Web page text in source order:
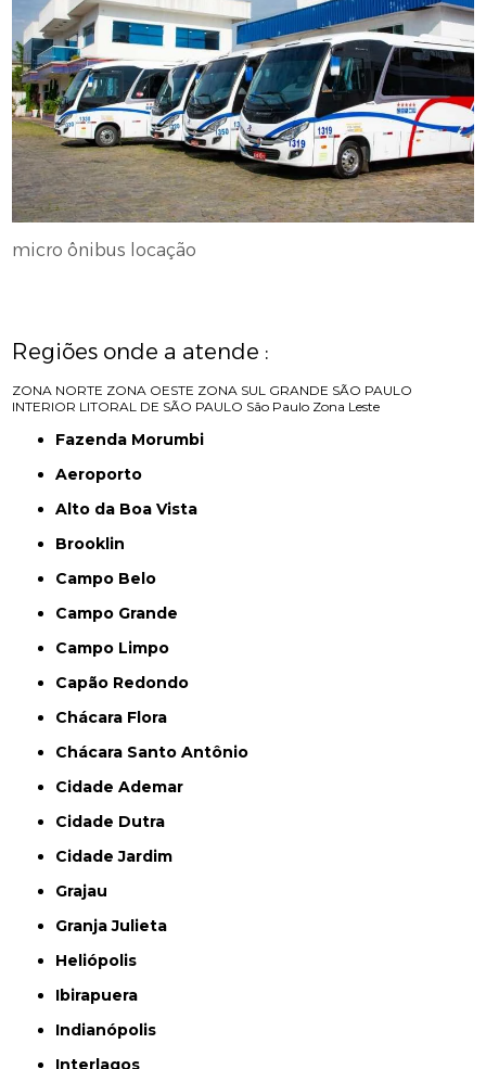
micro ônibus locação
Regiões onde a atende :
ZONA NORTE ZONA OESTE ZONA SUL GRANDE SÃO PAULO
INTERIOR LITORAL DE SÃO PAULO São Paulo Zona Leste
Fazenda Morumbi
Aeroporto
Alto da Boa Vista
Brooklin
Campo Belo
Campo Grande
Campo Limpo
Capão Redondo
Chácara Flora
Chácara Santo Antônio
Cidade Ademar
Cidade Dutra
Cidade Jardim
Grajau
Granja Julieta
Heliópolis
Ibirapuera
Indianópolis
Interlagos